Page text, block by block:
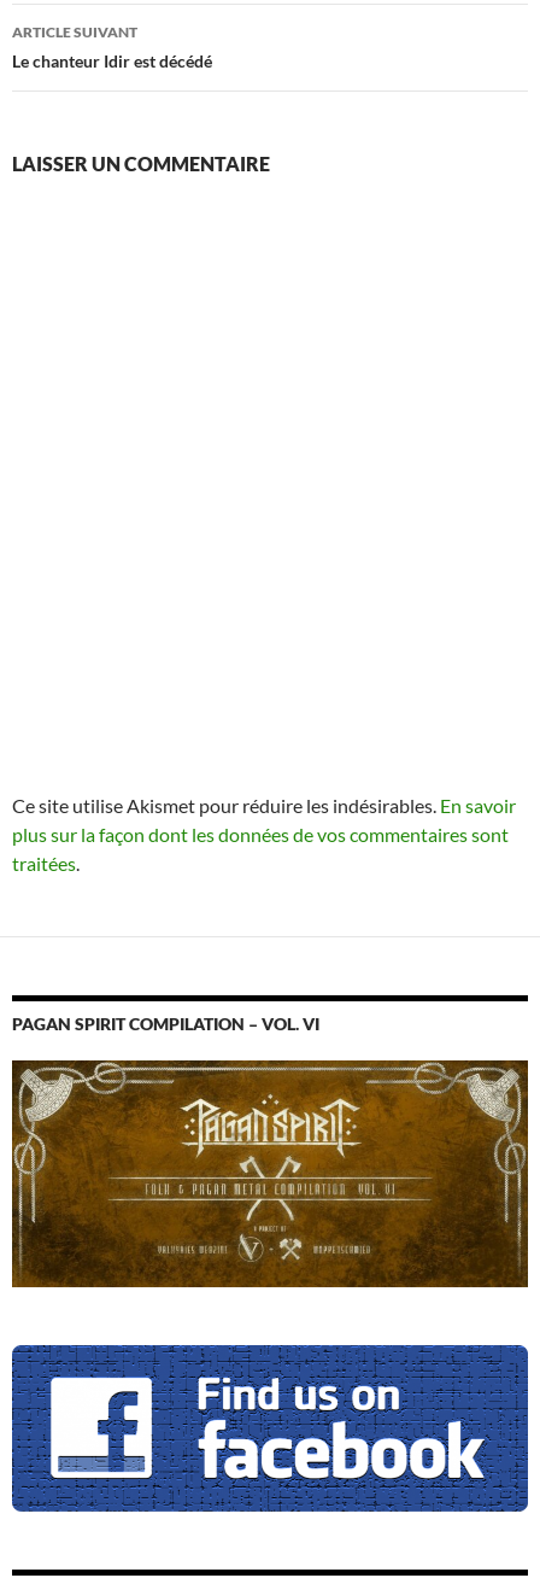
articles
ARTICLE SUIVANT
Le chanteur Idir est décédé
LAISSER UN COMMENTAIRE
Ce site utilise Akismet pour réduire les indésirables. En savoir
plus sur la façon dont les données de vos commentaires sont
traitées.
PAGAN SPIRIT COMPILATION – VOL. VI